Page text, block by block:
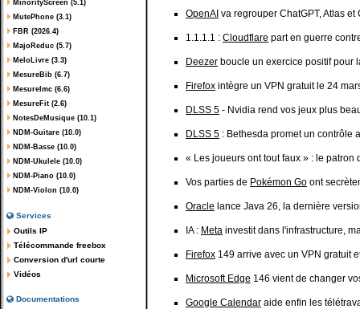
MinorityScreen (5.1)
MutePhone (3.1)
FBR (2026.4)
MajoReduc (5.7)
MeloLivre (3.3)
MesureBib (6.7)
MesureImc (6.6)
MesureFit (2.6)
NotesDeMusique (10.1)
NDM-Guitare (10.0)
NDM-Basse (10.0)
NDM-Ukulele (10.0)
NDM-Piano (10.0)
NDM-Violon (10.0)
Services
Outils IP
Télécommande freebox
Conversion d'url courte
Vidéos
Documentations
OpenAI va regrouper ChatGPT, Atlas
1.1.1.1 : Cloudflare part en guerre
Deezer boucle un exercice positif pour
Firefox intègre un VPN gratuit le 24
DLSS 5 - Nvidia rend vos jeux plus
DLSS 5 : Bethesda promet un contrôle
« Les joueurs ont tout faux » : le
Vos parties de Pokémon Go ont
Oracle lance Java 26, la dernière
IA : Meta investit dans l'infrastructure,
Firefox 149 arrive avec un VPN gratuit
Microsoft Edge 146 vient de changer
Google Calendar aide enfin les